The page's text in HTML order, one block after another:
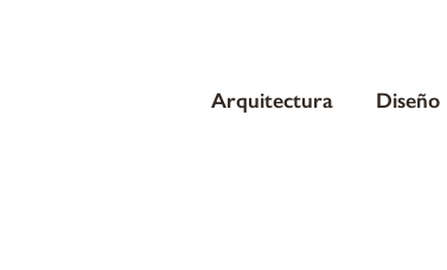
Arquitectura Diseño